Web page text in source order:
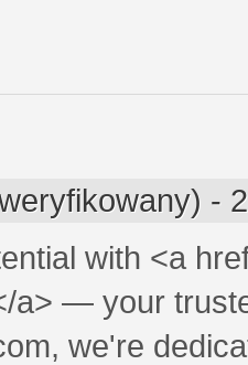
-
with <a
a> — your
we're